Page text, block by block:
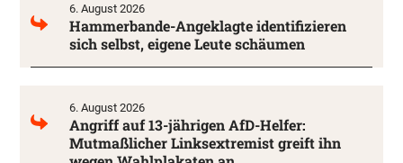
6. August 2026
Hammerbande-Angeklagte identifizieren
sich selbst, eigene Leute schäumen
6. August 2026
Angriff auf 13-jährigen AfD-Helfer:
Mutmaßlicher Linksextremist greift ihn